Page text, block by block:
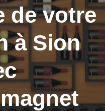
de votre
à Sion